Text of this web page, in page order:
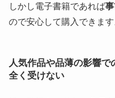
しかし電子書籍であれば
ので安心して購入できます
人気作品や品薄の影響で
全く受けない